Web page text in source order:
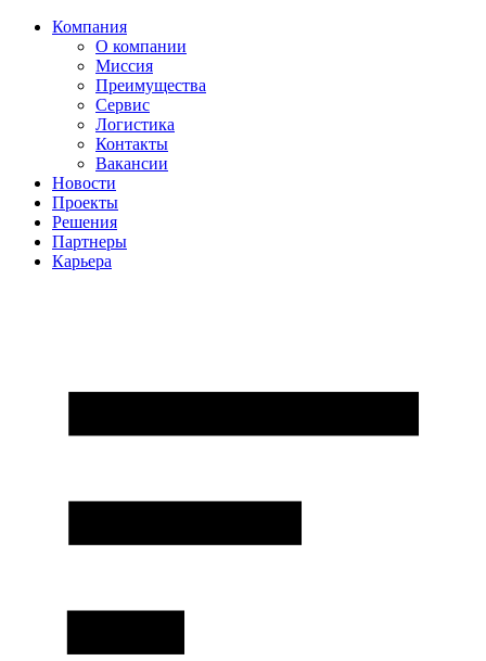
Компания
О компании
Миссия
Преимущества
Сервис
Логистика
Контакты
Вакансии
Новости
Проекты
Решения
Партнеры
Карьера